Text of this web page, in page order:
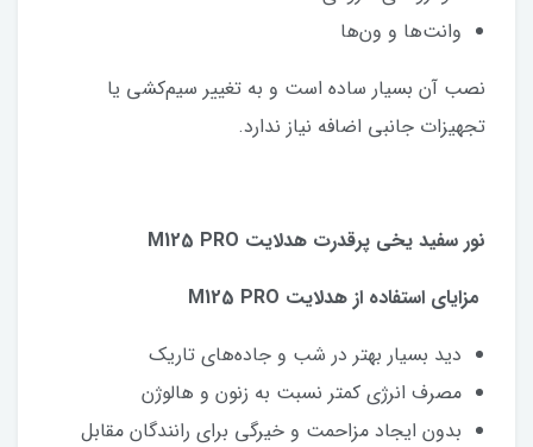
وانت‌ها و ون‌ها
نصب آن بسیار ساده است و به تغییر سیم‌کشی یا
تجهیزات جانبی اضافه نیاز ندارد.
نور سفید یخی پرقدرت هدلایت M125 PRO
مزایای استفاده از هدلایت M125 PRO
دید بسیار بهتر در شب و جاده‌های تاریک
مصرف انرژی کمتر نسبت به زنون و هالوژن
بدون ایجاد مزاحمت و خیرگی برای رانندگان مقابل